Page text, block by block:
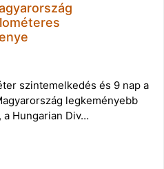
szintemelkedés és 9 nap a
legkeményebb
Hungarian Div…